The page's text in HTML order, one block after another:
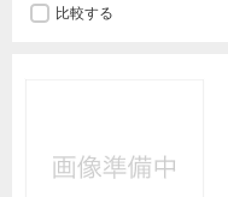
比較する